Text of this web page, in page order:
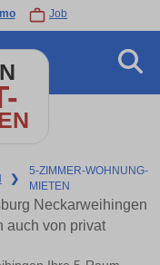
Job
❯
5-ZIMMER-WOHNUNG-
MIETEN
Neckarweihingen
auch von privat